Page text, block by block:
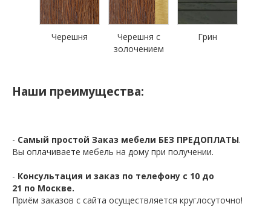
Черешня
Черешня с
золочением
Грин
Наши преимущества:
- Самый простой Заказ мебели БЕЗ ПРЕДОПЛАТЫ.
Вы оплачиваете мебель на дому при получении.
- Консультация и заказ по телефону с 10 до
21 по Москве.
Приём заказов с сайта осуществляется круглосуточно!